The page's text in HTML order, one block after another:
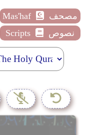
Mas'haf
مصحف
Scripts نصوص